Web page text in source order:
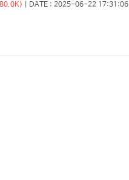
DATE : 2025-06-22 17:31:06